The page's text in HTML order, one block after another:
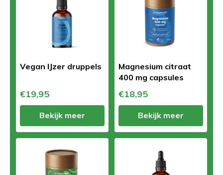
Vegan IJzer druppels
€19,95
Bekijk meer
Magnesium citraat
400 mg capsules
€18,95
Bekijk meer